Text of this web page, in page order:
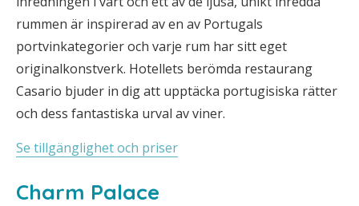
rummen är inspirerad av en av Portugals
portvinkategorier och varje rum har sitt eget
originalkonstverk. Hotellets berömda restaurang
Casario bjuder in dig att upptäcka portugisiska rätter
och dess fantastiska urval av viner.
Se tillgänglighet och priser
Charm Palace